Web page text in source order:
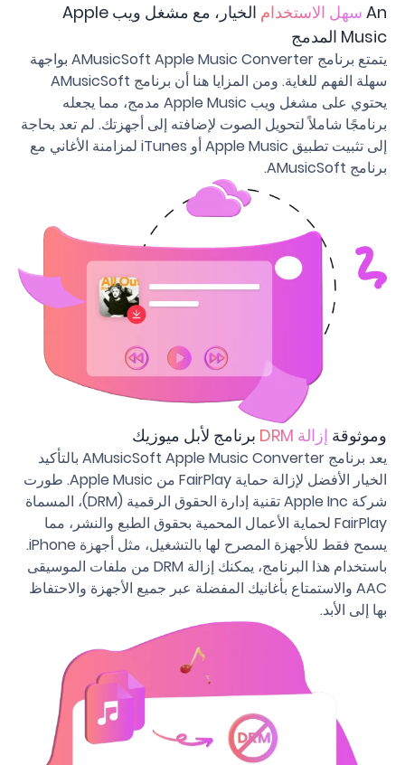
An سهل الاستخدام
الخيار، مع مشغل ويب Apple
Music المدمج
يتمتع برنامج AMusicSoft Apple Music Converter بواجهة
سهلة الفهم للغاية. ومن المزايا هنا أن برنامج AMusicSoft
يحتوي على مشغل ويب Apple Music مدمج، مما يجعله
برنامجًا شاملاً لتحويل الصوت لإضافته إلى أجهزتك. لم تعد بحاجة
إلى تثبيت تطبيق Apple Music أو iTunes لمزامنة الأغاني مع
برنامج AMusicSoft.
وموثوقة إزالة DRM برنامج لأبل ميوزيك
يعد برنامج AMusicSoft Apple Music Converter بالتأكيد
الخيار الأفضل لإزالة حماية FairPlay من Apple Music. طورت
شركة Apple Inc تقنية إدارة الحقوق الرقمية (DRM)، المسماة
FairPlay لحماية الأعمال المحمية بحقوق الطبع والنشر، مما
يسمح فقط للأجهزة المصرح لها بالتشغيل، مثل أجهزة iPhone.
باستخدام هذا البرنامج، يمكنك إزالة DRM من ملفات الموسيقى
AAC والاستمتاع بأغانيك المفضلة عبر جميع الأجهزة والاحتفاظ
بها إلى الأبد.